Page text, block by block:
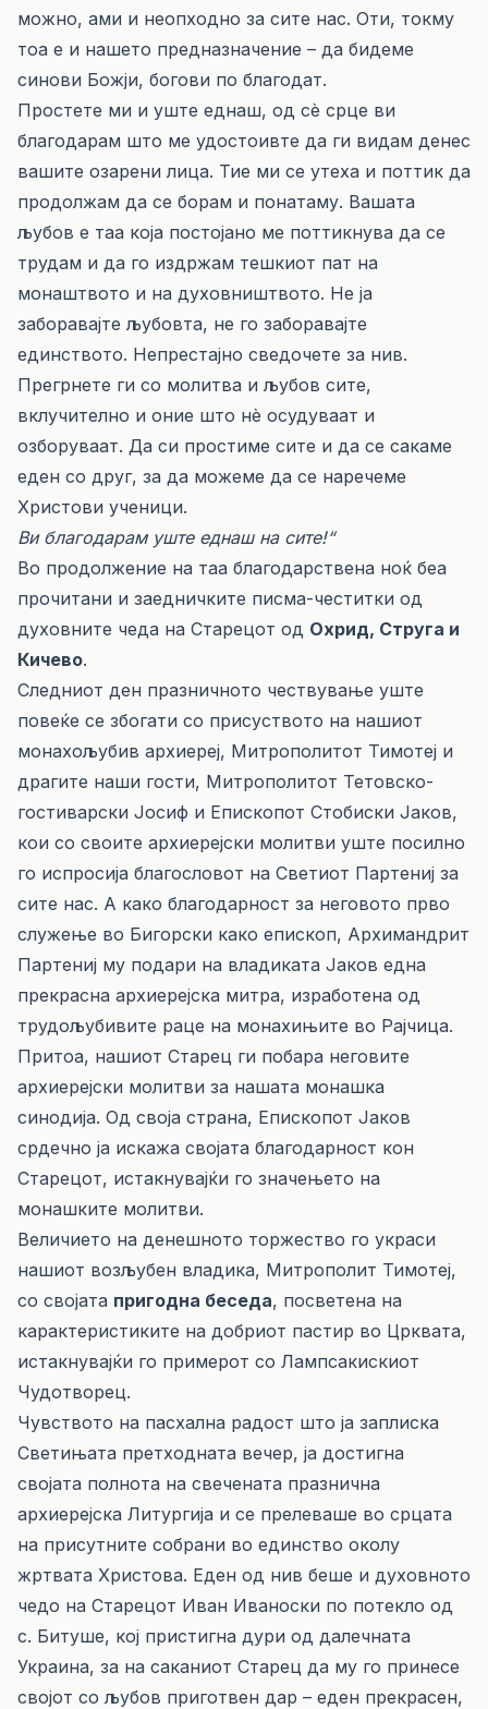
можно, ами и неопходно за сите нас. Оти, токму
тоа е и нашето предназначение – да бидеме
синови Божји, богови по благодат.
Простете ми и уште еднаш, од сѐ срце ви
благодарам што ме удостоивте да ги видам денес
вашите озарени лица. Тие ми се утеха и поттик да
продолжам да се борам и понатаму. Вашата
љубов е таа која постојано ме поттикнува да се
трудам и да го издржам тешкиот пат на
монаштвото и на духовништвото. Не ја
заборавајте љубовта, не го заборавајте
единството. Непрестајно сведочете за нив.
Прегрнете ги со молитва и љубов сите,
вклучително и оние што нѐ осудуваат и
озборуваат. Да си простиме сите и да се сакаме
еден со друг, за да можеме да се наречеме
Христови ученици.
Ви благодарам уште еднаш на сите!“
Во продолжение на таа благодарствена ноќ беа
прочитани и заедничките писма-честитки од
духовните чеда на Старецот од Охрид, Струга и
Кичево.
Следниот ден празничното чествување уште
повеќе се збогати со присуството на нашиот
монахољубив архиереј, Митрополитот Тимотеј и
драгите наши гости, Митрополитот Тетовско-
гостиварски Јосиф и Епископот Стобиски Јаков,
кои со своите архиерејски молитви уште посилно
го испросија благословот на Светиот Партениј за
сите нас. А како благодарност за неговото прво
служење во Бигорски како епископ, Архимандрит
Партениј му подари на владиката Јаков една
прекрасна архиерејска митра, изработена од
трудољубивите раце на монахињите во Рајчица.
Притоа, нашиот Старец ги побара неговите
архиерејски молитви за нашата монашка
синодија. Од своја страна, Епископот Јаков
срдечно ја искажа својата благодарност кон
Старецот, истакнувајќи го значењето на
монашките молитви.
Величието на денешното торжество го украси
нашиот возљубен владика, Митрополит Тимотеј,
со својата пригодна беседа, посветена на
карактеристиките на добриот пастир во Црквата,
истакнувајќи го примерот со Лампсакискиот
Чудотворец.
Чувството на пасхална радост што ја заплиска
Светињата претходната вечер, ја достигна
својата полнота на свечената празнична
архиерејска Литургија и се прелеваше во срцата
на присутните собрани во единство околу
жртвата Христова. Еден од нив беше и духовното
чедо на Старецот Иван Иваноски по потекло од
с. Битуше, кој пристигна дури од далечната
Украина, за на саканиот Старец да му го принесе
својот со љубов приготвен дар – еден прекрасен,